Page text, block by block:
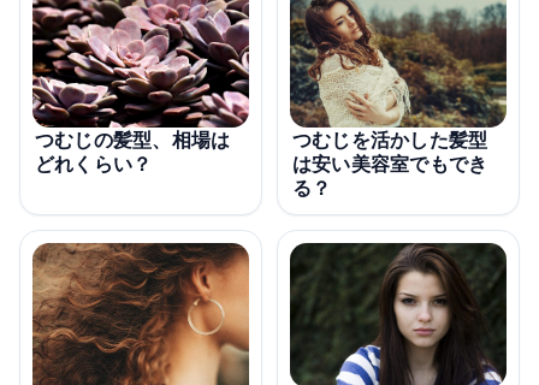
つむじの髪型、相場は
どれくらい？
つむじを活かした髪型
は安い美容室でもでき
る？